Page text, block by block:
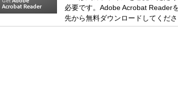
必要です。Adobe Acrobat Reader
先から無料ダウンロードしてくだ